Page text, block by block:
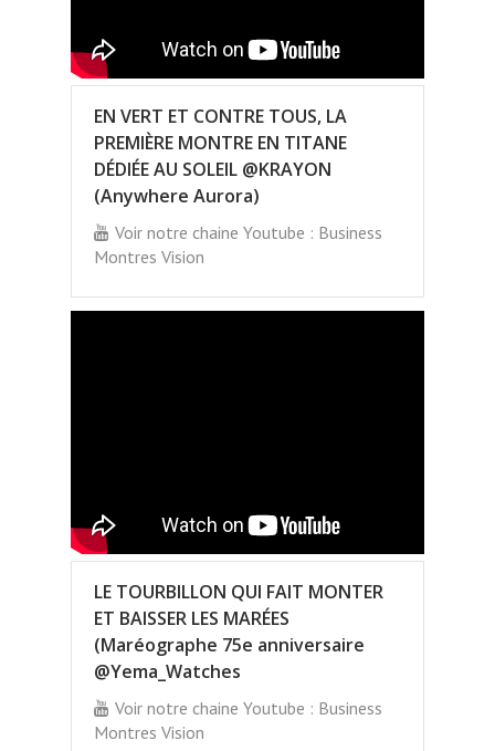
EN VERT ET CONTRE TOUS, LA
PREMIÈRE MONTRE EN TITANE
DÉDIÉE AU SOLEIL @KRAYON
(Anywhere Aurora)
Voir notre chaine Youtube : Business
Montres Vision
LE TOURBILLON QUI FAIT MONTER
ET BAISSER LES MARÉES
(Maréographe 75e anniversaire
@Yema_Watches
Voir notre chaine Youtube : Business
Montres Vision